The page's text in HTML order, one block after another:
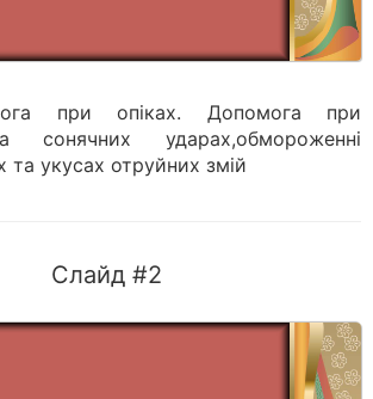
при опіках. Допомога при
сонячних ударах,обмороженні
та укусах отруйних змій
Слайд #2